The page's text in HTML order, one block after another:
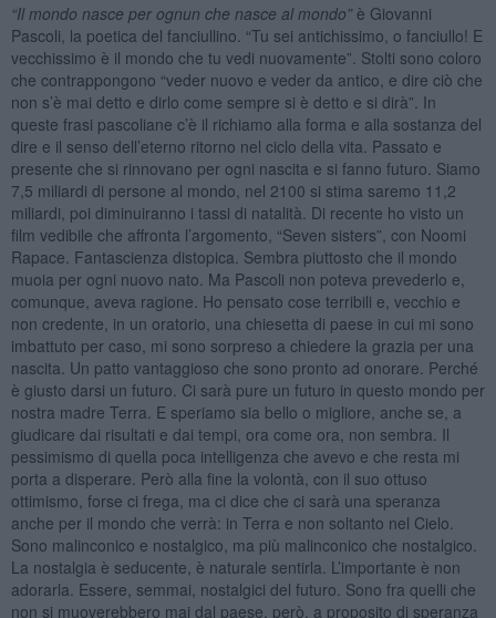
“Il mondo nasce per ognun che nasce al mondo”è Giovanni
Pascoli, la poetica del fanciullino. “Tu sei antichissimo, o fanciullo! E
vecchissimo è il mondo che tu vedi nuovamente”. Stolti sono coloro
che contrappongono “veder nuovo e veder da antico, e dire ciò che
non s’è mai detto e dirlo come sempre si è detto e si dirà”. In
queste frasi pascoliane c’è il richiamo alla forma e alla sostanza del
dire e il senso dell’eterno ritorno nel ciclo della vita. Passato e
presente che si rinnovano per ogni nascita e si fanno futuro. Siamo
7,5 miliardi di persone al mondo, nel 2100 si stima saremo 11,2
miliardi, poi diminuiranno i tassi di natalità. Di recente ho visto un
film vedibile che affronta l’argomento, “Seven sisters”, con Noomi
Rapace. Fantascienza distopica. Sembra piuttosto che il mondo
muoia per ogni nuovo nato. Ma Pascoli non poteva prevederlo e,
comunque, aveva ragione. Ho pensato cose terribili e, vecchio e
non credente, in un oratorio, una chiesetta di paese in cui mi sono
imbattuto per caso, mi sono sorpreso a chiedere la grazia per una
nascita. Un patto vantaggioso che sono pronto ad onorare. Perché
è giusto darsi un futuro. Ci sarà pure un futuro in questo mondo per
nostra madre Terra. E speriamo sia bello o migliore, anche se, a
giudicare dai risultati e dai tempi, ora come ora, non sembra. Il
pessimismo di quella poca intelligenza che avevo e che resta mi
porta a disperare. Però alla fine la volontà, con il suo ottuso
ottimismo, forse ci frega, ma ci dice che ci sarà una speranza
anche per il mondo che verrà: in Terra e non soltanto nel Cielo.
Sono malinconico e nostalgico, ma più malinconico che nostalgico.
La nostalgia è seducente, è naturale sentirla. L’importante è non
adorarla. Essere, semmai, nostalgici del futuro. Sono fra quelli che
non si muoverebbero mai dal paese, però, a proposito di speranza